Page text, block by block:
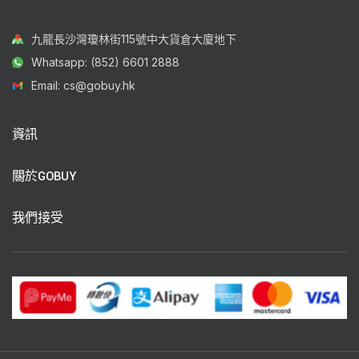
九龍長沙灣瓊林街115號中大貨倉大廈地下
Whatsapp: (852) 6601 2888
Email: cs@gobuy.hk
資訊
關於GOBUY
我們接受